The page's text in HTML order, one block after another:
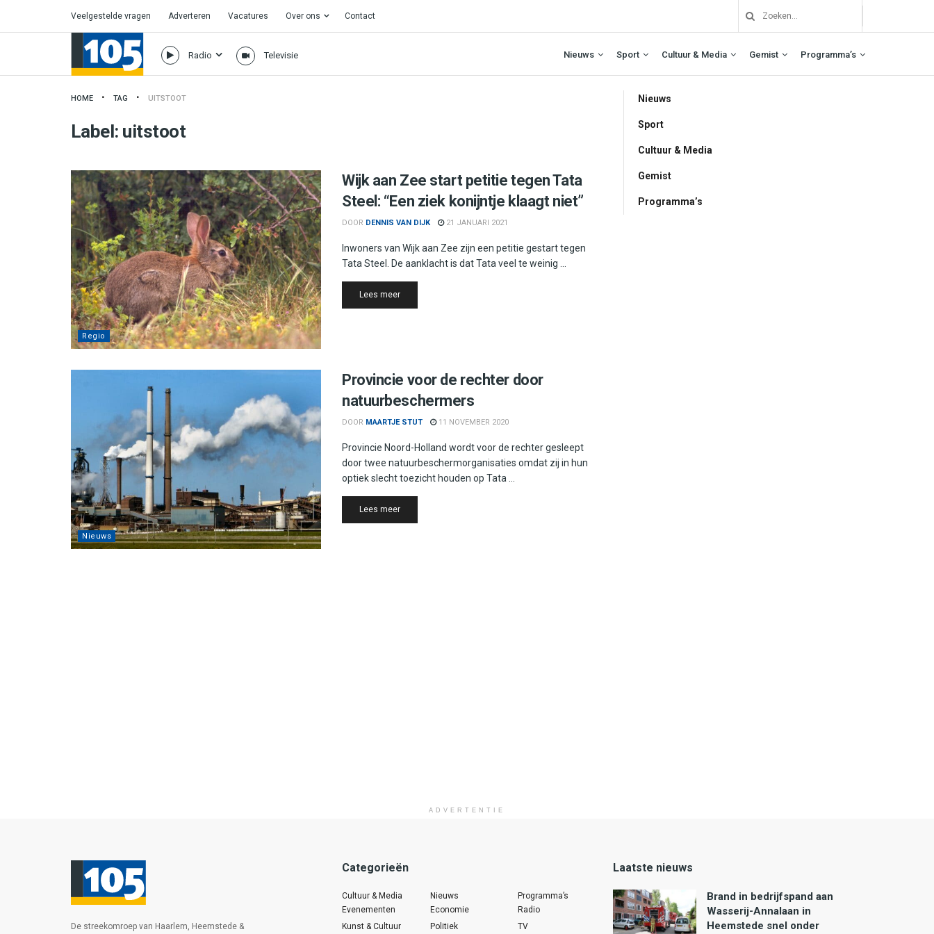
Veelgestelde vragen Adverteren Vacatures Over ons Contact
Radio Televisie Nieuws Sport Cultuur & Media Gemist Programma’s
HOME TAG UITSTOOT
Label: uitstoot
Regio
Wijk aan Zee start petitie tegen Tata
Steel: “Een ziek konijntje klaagt niet”
DOOR DENNIS VAN DIJK 21 JANUARI 2021
Inwoners van Wijk aan Zee zijn een petitie gestart tegen
Tata Steel. De aanklacht is dat Tata veel te weinig ...
Lees meerDetails
Nieuws
Provincie voor de rechter door
natuurbeschermers
DOOR MAARTJE STUT 11 NOVEMBER 2020
Provincie Noord-Holland wordt voor de rechter gesleept
door twee natuurbeschermorganisaties omdat zij in hun
optiek slecht toezicht houden op Tata ...
Lees meerDetails
Nieuws
Sport
Cultuur & Media
Gemist
Programma’s
ADVERTENTIE
De streekomroep van Haarlem, Heemstede &
Categorieën
Cultuur & Media
Evenementen
Kunst & Cultuur
Nieuws
Economie
Politiek
Programma’s
Radio
TV
Laatste nieuws
Brand in bedrijfspand aan
Wasserij-Annalaan in
Heemstede snel onder